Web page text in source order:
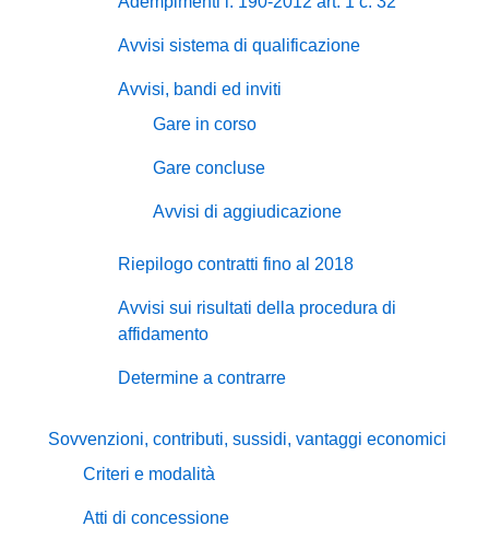
Avvisi sistema di qualificazione
Avvisi, bandi ed inviti
Gare in corso
Gare concluse
Avvisi di aggiudicazione
Riepilogo contratti fino al 2018
Avvisi sui risultati della procedura di
affidamento
Determine a contrarre
Sovvenzioni, contributi, sussidi, vantaggi economici
Criteri e modalità
Atti di concessione